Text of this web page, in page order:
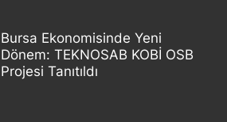
Bursa Ekonomisinde Yeni
Dönem: TEKNOSAB KOBİ OSB
Projesi Tanıtıldı